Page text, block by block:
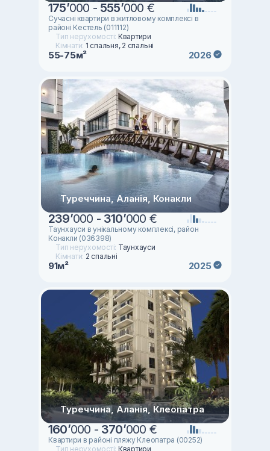
175’000 - 555’000 €
Сучасні квартири в житловому комплексі в
районі Кестель (011112)
Тип нерухомості: Квартири
Кімнати: 1 спальня, 2 спальні
55-75м² 2026
Туреччина, Аланія, Конакли
239’000 - 310’000 €
Таунхауси в унікальному комплексі, район
Конакли (036398)
Тип нерухомості: Таунхауси
Кімнати: 2 спальні
91м² 2025
Туреччина, Аланія, Клеопатра
160’000 - 370’000 €
Квартири в районі пляжу Клеопатра (00252)
Тип нерухомості: Квартири